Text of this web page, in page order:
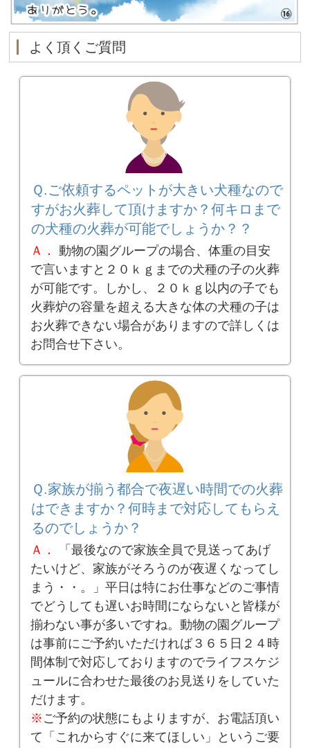
よく頂くご質問
Ｑ.ご依頼するペットが大きい犬種なので
すがお火葬して頂けますか？何キロまで
の犬種の火葬が可能でしょうか？？
Ａ．
動物の園グループの場合、体重の目安
で言いますと２０ｋｇまでの犬種の子の火葬
が可能です。しかし、２０ｋｇ以内の子でも
火葬炉の容量を超える大きな体の犬種の子は
お火葬できない場合がありますので詳しくは
お問合せ下さい。
Ｑ.家族が揃う都合で夜遅い時間での火葬
はできますか？何時まで対応してもらえ
るのでしょうか？
Ａ．
「最後なので家族全員で見送ってあげ
たいけど、家族がそろうのが夜遅くなってし
まう・・。」平日は特にお仕事などのご事情
でどうしても遅いお時間にならないと皆様が
揃わない事が多いですね。動物の園グループ
は事前にご予約いただければ３６５日２４時
間体制で対応しておりますのでライフスケジ
ュールに合わせた最後のお見送りをしていた
だけます。
※ ご予約の状態にもよりますが、お電話頂い
て「これからすぐに来てほしい」というご要